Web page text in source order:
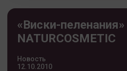
«Виски-
NATURCOSMETIC
Новость
12.10.2010